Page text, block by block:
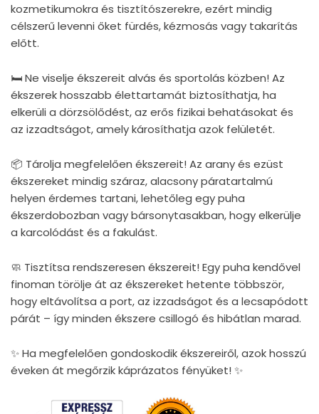
kozmetikumokra és tisztítószerekre, ezért mindig
célszerű levenni őket fürdés, kézmosás vagy takarítás
előtt.
🛏 Ne viselje ékszereit alvás és sportolás közben! Az
ékszerek hosszabb élettartamát biztosíthatja, ha
elkerüli a dörzsölődést, az erős fizikai behatásokat és
az izzadtságot, amely károsíthatja azok felületét.
📦 Tárolja megfelelően ékszereit! Az arany és ezüst
ékszereket mindig száraz, alacsony páratartalmú
helyen érdemes tartani, lehetőleg egy puha
ékszerdobozban vagy bársonytasakban, hogy elkerülje
a karcolódást és a fakulást.
🧼 Tisztítsa rendszeresen ékszereit! Egy puha kendővel
finoman törölje át az ékszereket hetente többször,
hogy eltávolítsa a port, az izzadságot és a lecsapódott
párát – így minden ékszere csillogó és hibátlan marad.
✨ Ha megfelelően gondoskodik ékszereiről, azok hosszú
éveken át megőrzik káprázatos fényüket! ✨